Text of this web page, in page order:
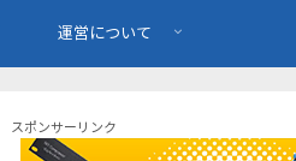
運営について
スポンサーリンク